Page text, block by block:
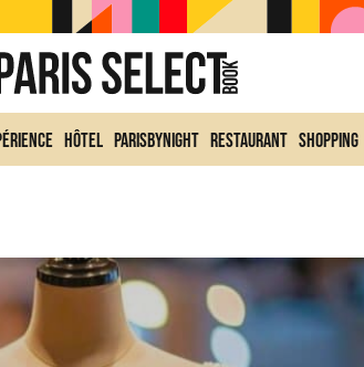
Hôtel ParisByNight Restaurant Shopping